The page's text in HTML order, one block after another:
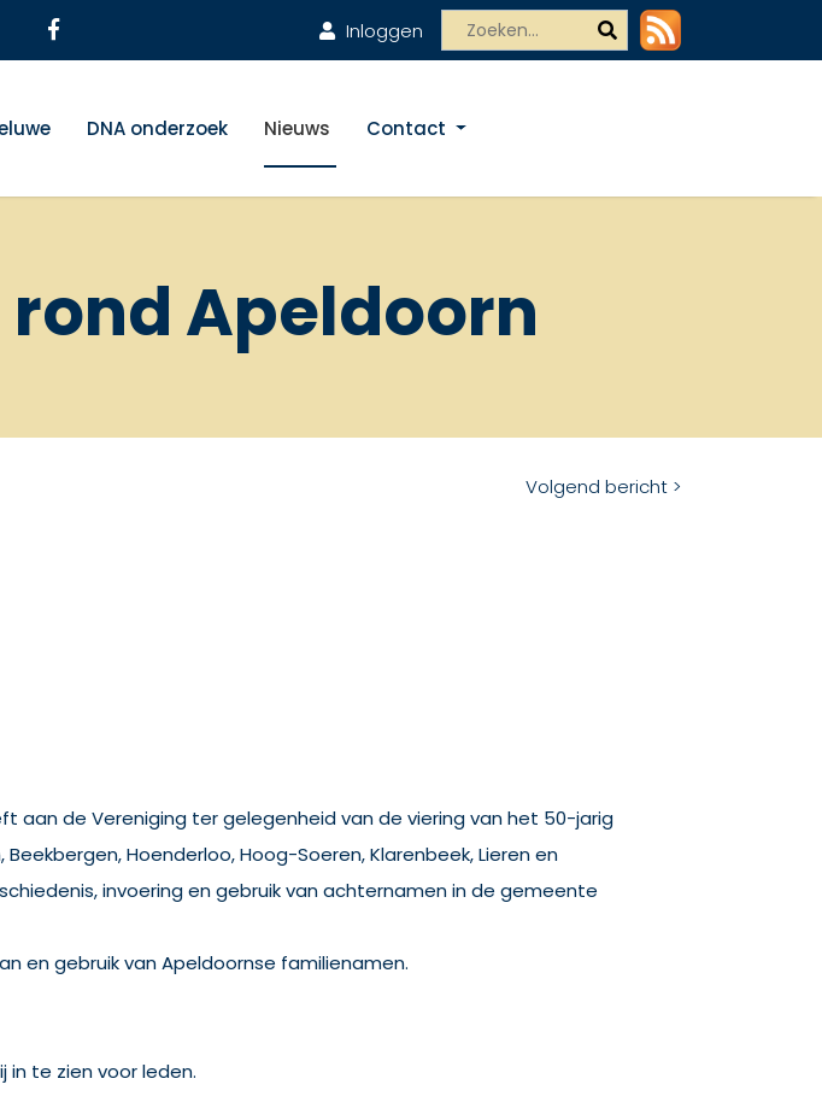
Inloggen
DNA onderzoek Nieuws Contact
Apeldoorn
Volgend bericht >
aan de Vereniging ter gelegenheid van de viering van het 50-jarig
Hoenderloo, Hoog-Soeren, Klarenbeek, Lieren en
invoering en gebruik van achternamen in de gemeente
en gebruik van Apeldoornse familienamen.
in te zien voor leden.